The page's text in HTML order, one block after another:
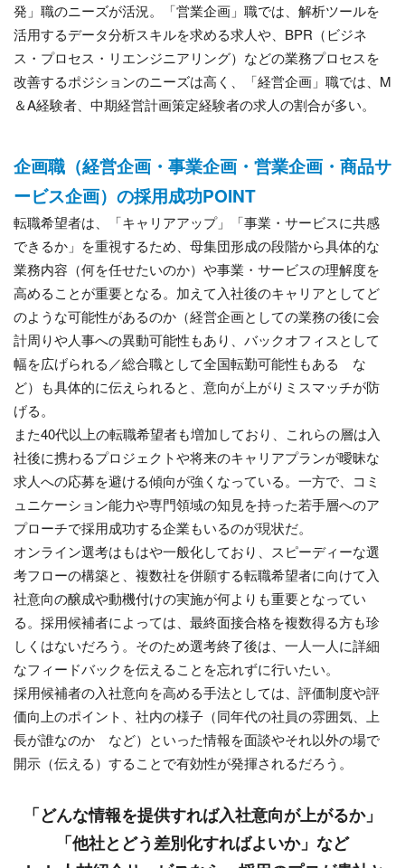
発」職のニーズが活況。「営業企画」職では、解析ツールを
活用するデータ分析スキルを求める求人や、BPR（ビジネ
ス・プロセス・リエンジニアリング）などの業務プロセスを
改善するポジションのニーズは高く、「経営企画」職では、M
＆A経験者、中期経営計画策定経験者の求人の割合が多い。
企画職（経営企画・事業企画・営業企画・商品サ
ービス企画）の採用成功POINT
転職希望者は、「キャリアアップ」「事業・サービスに共感
できるか」を重視するため、母集団形成の段階から具体的な
業務内容（何を任せたいのか）や事業・サービスの理解度を
高めることが重要となる。加えて入社後のキャリアとしてど
のような可能性があるのか（経営企画としての業務の後に会
計周りや人事への異動可能性もあり、バックオフィスとして
幅を広げられる／総合職として全国転勤可能性もある な
ど）も具体的に伝えられると、意向が上がりミスマッチが防
げる。
また40代以上の転職希望者も増加しており、これらの層は入
社後に携わるプロジェクトや将来のキャリアプランが曖昧な
求人への応募を避ける傾向が強くなっている。一方で、コミ
ュニケーション能力や専門領域の知見を持った若手層へのア
プローチで採用成功する企業もいるのが現状だ。
オンライン選考はもはや一般化しており、スピーディーな選
考フローの構築と、複数社を併願する転職希望者に向けて入
社意向の醸成や動機付けの実施が何よりも重要となってい
る。採用候補者によっては、最終面接合格を複数得る方も珍
しくはないだろう。そのため選考終了後は、一人一人に詳細
なフィードバックを伝えることを忘れずに行いたい。
採用候補者の入社意向を高める手法としては、評価制度や評
価向上のポイント、社内の様子（同年代の社員の雰囲気、上
長が誰なのか など）といった情報を面談やそれ以外の場で
開示（伝える）することで有効性が発揮されるだろう。
「どんな情報を提供すれば入社意向が上がるか」
「他社とどう差別化すればよいか」など